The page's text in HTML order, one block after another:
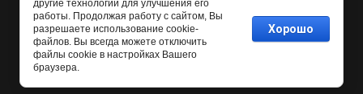
другие технологии для улучшения его
работы. Продолжая работу с сайтом, Вы
разрешаете использование cookie-
файлов. Вы всегда можете отключить
файлы cookie в настройках Вашего
браузера.
Хорошо